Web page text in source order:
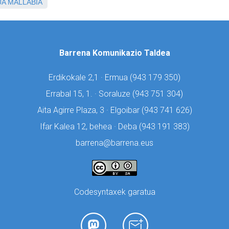
MALLABIA
Barrena Komunikazio Taldea
Erdikokale 2,1 · Ermua (943 179 350)
Errabal 15, 1. · Soraluze (943 751 304)
Aita Agirre Plaza, 3 · Elgoibar (943 741 626)
Ifar Kalea 12, behea · Deba (943 191 383)
barrena@barrena.eus
Codesyntaxek garatua